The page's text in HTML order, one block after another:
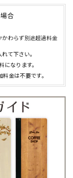
合
わらず別途超過料金
て下さい。
なります。
金は不要です。